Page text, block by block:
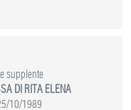
supplente
DI RITA ELENA
10/1989